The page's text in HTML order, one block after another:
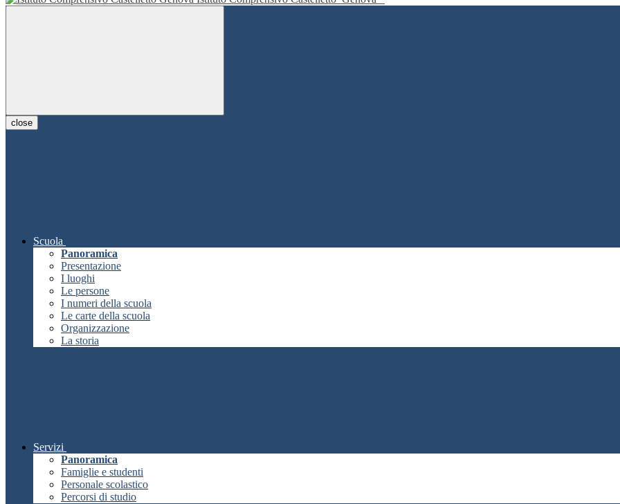
close
Scuola
Panoramica
Presentazione
I luoghi
Le persone
I numeri della scuola
Le carte della scuola
Organizzazione
La storia
Servizi
Panoramica
Famiglie e studenti
Personale scolastico
Percorsi di studio